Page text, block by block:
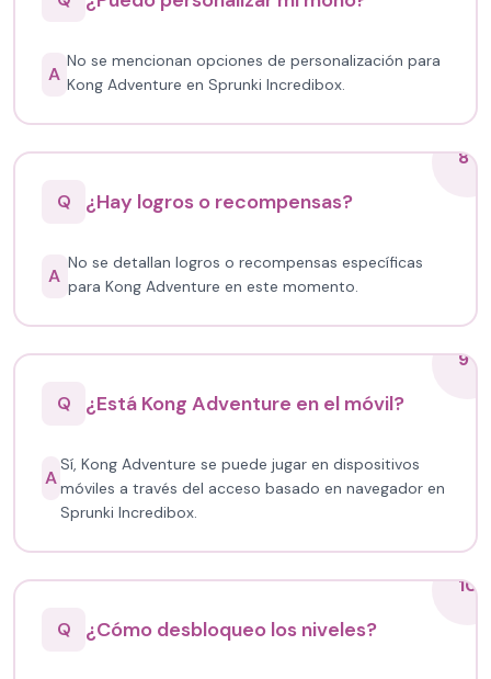
A
No se mencionan opciones de personalización para
Kong Adventure en Sprunki Incredibox.
8
Q
¿Hay logros o recompensas?
A
No se detallan logros o recompensas específicas
para Kong Adventure en este momento.
9
Q
¿Está Kong Adventure en el móvil?
A
Sí, Kong Adventure se puede jugar en dispositivos
móviles a través del acceso basado en navegador en
Sprunki Incredibox.
10
Q
¿Cómo desbloqueo los niveles?